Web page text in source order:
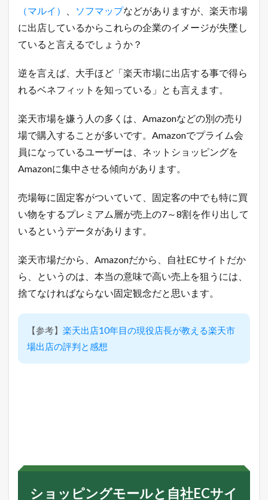
（マルイ）
ソフマップなどがありますが、楽天市場
に出店しているからこれらの企業のイメージが失墜し
ていると言えるでしょうか？
逆を言えば、大手ほど「楽天市場に出店する事で得ら
れるベネフィットを知っている」とも言えます。
楽天市場を嫌う人の多くは、Amazonなどの別の売り
場で購入することが多いです。Amazonでプライム会
員になっているユーザーは、ネットショッピングを
Amazonに集中させる傾向があります。
売場毎に固定客がついていて、固定客の中でも特に買
い物をするプレミアム層が売上の7～8割を作り出して
いるというデータがあります。
楽天市場だから、Amazonだから、自社ECサイトだか
ら、というのは、本当の意味で高い売上を狙うには、
捨てなければならない固定観念だと思います。
【参考】楽天出店10年目の現役店長が教える楽天市
場出店の評判と感想
ショッピングモールと自社ECサイ